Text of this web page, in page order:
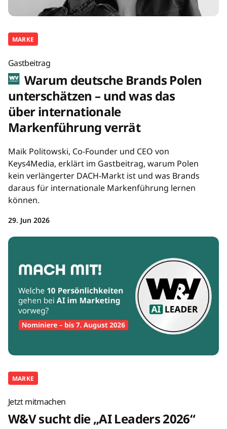
MARKE
Gastbeitrag
Warum deutsche Brands Polen
unterschätzen – und was das
über internationale
Markenführung verrät
Maik Politowski, Co-Founder und CEO von
Keys4Media, erklärt im Gastbeitrag, warum Polen
kein verlängerter DACH-Markt ist und was Brands
daraus für internationale Markenführung lernen
können.
29. Jun 2026
MARKE
Jetzt mitmachen
W&V sucht die „AI Leaders 2026“